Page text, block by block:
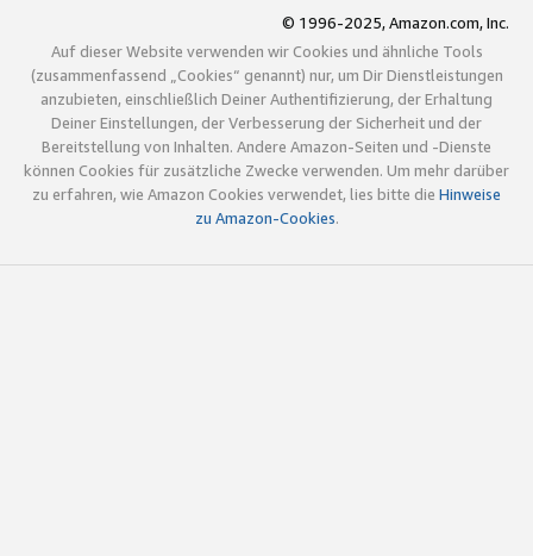
© 1996-2025, Amazon.com, Inc.
Auf dieser Website verwenden wir Cookies und ähnliche Tools
(zusammenfassend „Cookies“ genannt) nur, um Dir Dienstleistungen
anzubieten, einschließlich Deiner Authentifizierung, der Erhaltung
Deiner Einstellungen, der Verbesserung der Sicherheit und der
Bereitstellung von Inhalten. Andere Amazon-Seiten und -Dienste
können Cookies für zusätzliche Zwecke verwenden. Um mehr darüber
zu erfahren, wie Amazon Cookies verwendet, lies bitte die Hinweise
zu Amazon-Cookies.